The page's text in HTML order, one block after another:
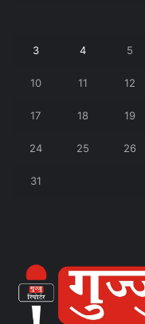
3 4 5
10 11 12
17 18 19
24 25 26
31